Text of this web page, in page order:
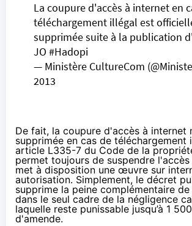
La coupure d'accès à internet en
téléchargement illégal est
supprimée suite à la publication
JO #Hadopi
— Ministère CultureCom
2013
De fait, la coupure d'accès à internet
supprimée en cas de téléchargement
article L335-7 du Code de la
permet toujours de suspendre
met à disposition une œuvre sur
autorisation. Simplement, le décret
supprime la peine complémentaire de
dans le seul cadre de la négligence
laquelle reste punissable jusqu’à 1
d'amende.